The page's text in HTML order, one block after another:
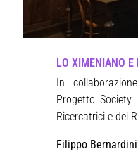
LO XIMENIANO
In
Progetto
Ricercatrici e dei
Filippo